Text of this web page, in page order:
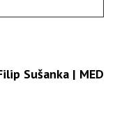
Sušanka | MED